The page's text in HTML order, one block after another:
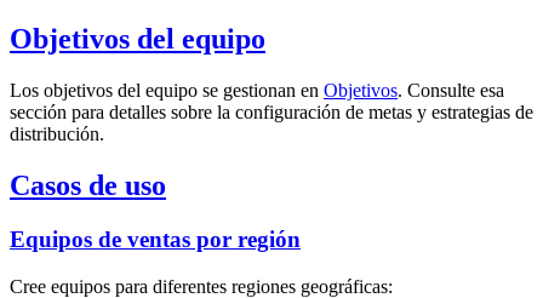
Objetivos del equipo
Los objetivos del equipo se gestionan en Objetivos. Consulte esa
sección para detalles sobre la configuración de metas y estrategias de
distribución.
Casos de uso
Equipos de ventas por región
Cree equipos para diferentes regiones geográficas: